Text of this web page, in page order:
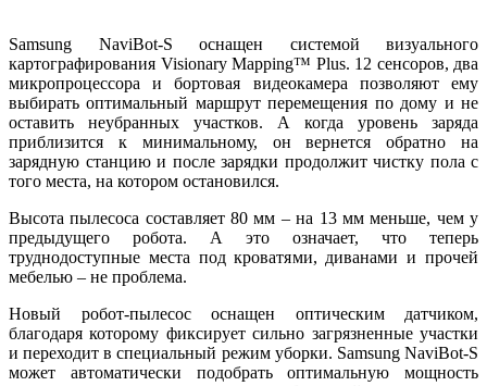
Samsung NaviBot-S оснащен системой визуального
картографирования Visionary Mapping™ Plus. 12 сенсоров, два
микропроцессора и бортовая видеокамера позволяют ему
выбирать оптимальный маршрут перемещения по дому и не
оставить неубранных участков. А когда уровень заряда
приблизится к минимальному, он вернется обратно на
зарядную станцию и после зарядки продолжит чистку пола с
того места, на котором остановился.
Высота пылесоса составляет 80 мм – на 13 мм меньше, чем у
предыдущего робота. А это означает, что теперь
труднодоступные места под кроватями, диванами и прочей
мебелью – не проблема.
Новый робот-пылесос оснащен оптическим датчиком,
благодаря которому фиксирует сильно загрязненные участки
и переходит в специальный режим уборки. Samsung NaviBot-S
может автоматически подобрать оптимальную мощность